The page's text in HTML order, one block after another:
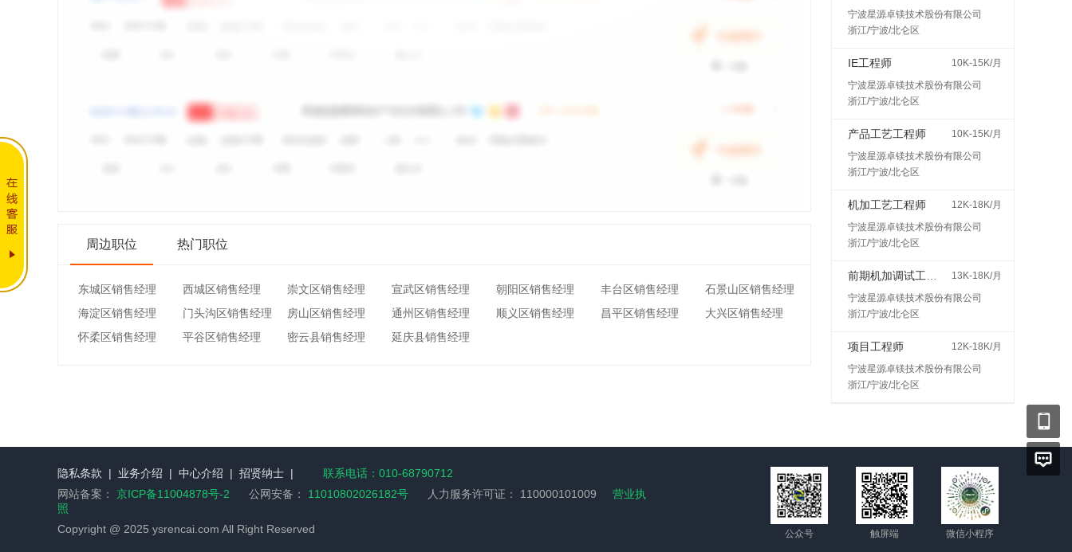
周边职位 热门职位
东城区销售经理 西城区销售经理 崇文区销售经理 宣武区销售经理 朝阳区销售经理 丰台区销售经理
石景山区销售经理
海淀区销售经理
门头沟区销售经理 房山区销售经理 通州区销售经理 顺义区销售经理 昌平区销售经理
大兴区销售经理
怀柔区销售经理
平谷区销售经理 密云县销售经理 延庆县销售经理
宁波星源卓镁技术股份有限公司
浙江/宁波/北仑区
IE工程师
10K-15K/月
宁波星源卓镁技术股份有限公司
浙江/宁波/北仑区
产品工艺工程师
10K-15K/月
宁波星源卓镁技术股份有限公司
浙江/宁波/北仑区
机加工艺工程师
12K-18K/月
宁波星源卓镁技术股份有限公司
浙江/宁波/北仑区
13K-18K/月
宁波星源卓镁技术股份有限公司
浙江/宁波/北仑区
项目工程师
12K-18K/月
宁波星源卓镁技术股份有限公司
浙江/宁波/北仑区
隐私条款 | 业务介绍 | 中心介绍 | 招贤纳士 |
联系电话：010-68790712
网站备案： 京ICP备11004878号-2 公网安备： 11010802026182号 人力服务许可证： 110000101009
营业执
照
Copyright @ 2025 ysrencai.com All Right Reserved
公众号 触屏端 微信小程序